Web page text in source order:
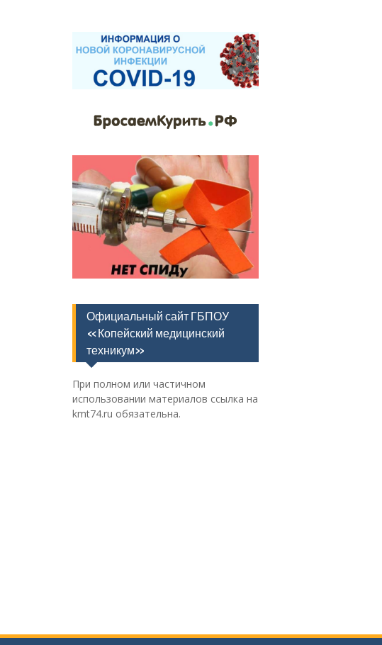
Официальный сайт ГБПОУ
«Копейский медицинский
техникум»
При полном или частичном
использовании материалов ссылка на
kmt74.ru обязательна.